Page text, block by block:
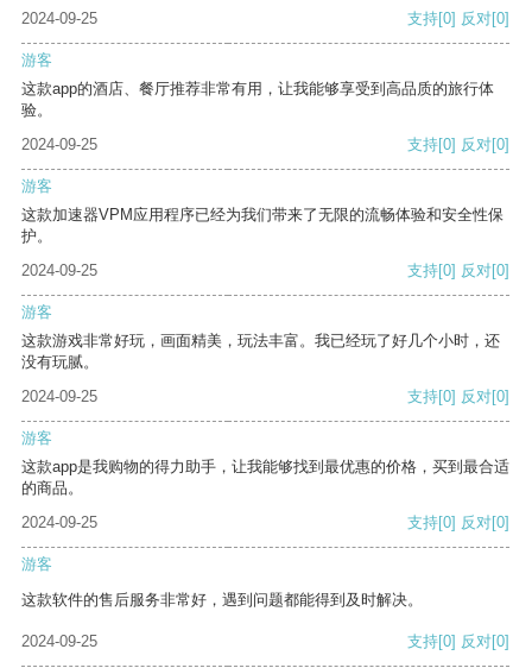
2024-09-25 支持[0] 反对[0]
游客
这款app的酒店、餐厅推荐非常有用，让我能够享受到高品质的旅行体
验。
2024-09-25
支持[0] 反对[0]
游客
这款加速器VPM应用程序已经为我们带来了无限的流畅体验和安全性保
护。
2024-09-25
支持[0] 反对[0]
游客
这款游戏非常好玩，画面精美，玩法丰富。我已经玩了好几个小时，还
没有玩腻。
2024-09-25
支持[0] 反对[0]
游客
这款app是我购物的得力助手，让我能够找到最优惠的价格，买到最合适
的商品。
2024-09-25
支持[0] 反对[0]
游客
这款软件的售后服务非常好，遇到问题都能得到及时解决。
2024-09-25 支持[0] 反对[0]